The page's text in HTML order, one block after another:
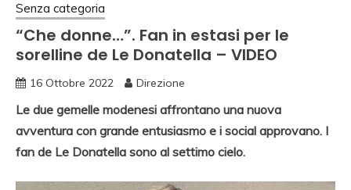
Senza categoria
“Che donne…”. Fan in estasi per le
sorelline de Le Donatella – VIDEO
16 Ottobre 2022 Direzione
Le due gemelle modenesi affrontano una nuova
avventura con grande entusiasmo e i social approvano. I
fan de Le Donatella sono al settimo cielo.